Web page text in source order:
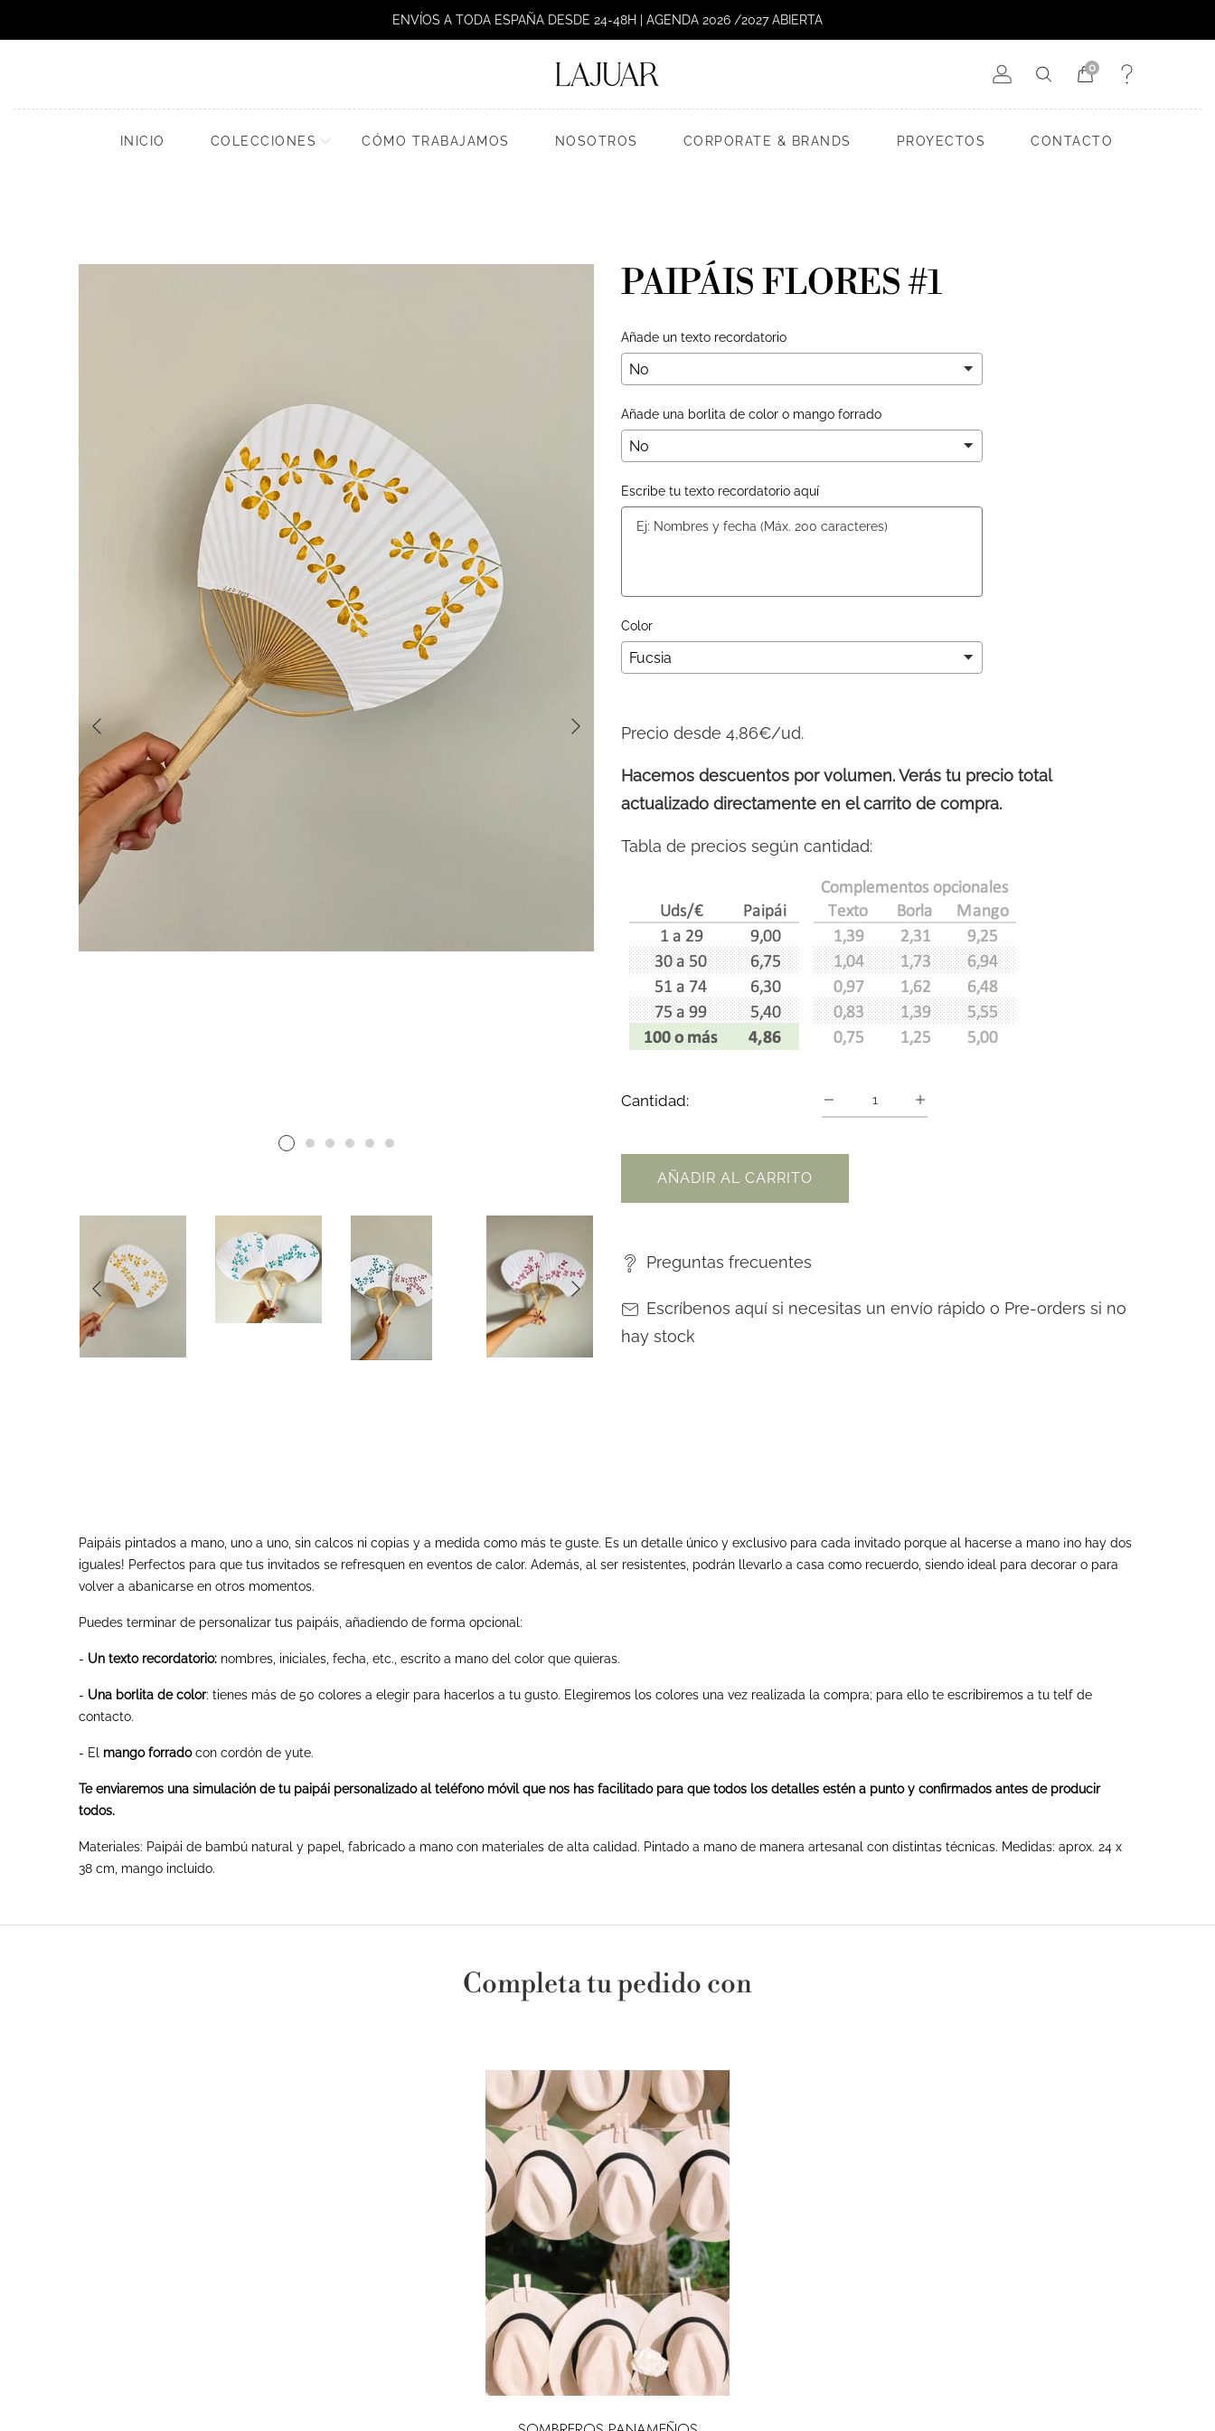
ENVÍOS A TODA ESPAÑA DESDE 24-48H | AGENDA 2026 /2027 ABIERTA
0
INICIO COLECCIONES CÓMO TRABAJAMOS NOSOTROS CORPORATE & BRANDS PROYECTOS CONTACTO
PAIPÁIS FLORES #1
Añade un texto recordatorio
Añade una borlita de color o mango forrado
Escribe tu texto recordatorio aquí
Color
Precio desde 4,86€/ud.
Hacemos descuentos por volumen. Verás tu precio total
actualizado directamente en el carrito de compra.
Tabla de precios según cantidad:
Cantidad:
AÑADIR AL CARRITO
Preguntas frecuentes
Escríbenos aquí si necesitas un envío rápido o Pre-orders si no
hay stock
Paipáis pintados a mano, uno a uno, sin calcos ni copias y a medida como más te guste. Es un detalle único y exclusivo para cada invitado porque al hacerse a mano ¡no hay dos
iguales! Perfectos para que tus invitados se refresquen en eventos de calor. Además, al ser resistentes, podrán llevarlo a casa como recuerdo, siendo ideal para decorar o para
volver a abanicarse en otros momentos.
Puedes terminar de personalizar tus paipáis, añadiendo de forma opcional:
- Un texto recordatorio: nombres, iniciales, fecha, etc., escrito a mano del color que quieras.
- Una borlita de color: tienes más de 50 colores a elegir para hacerlos a tu gusto. Elegiremos los colores una vez realizada la compra; para ello te escribiremos a tu telf de
contacto.
- El mango forradocon cordón de yute.
Te enviaremos una simulación de tu paipái personalizado al teléfono móvil que nos has facilitado para que todos los detalles estén a punto y confirmados antes de producir
todos.
Materiales: Paipái de bambú natural y papel, fabricado a mano con materiales de alta calidad. Pintado a mano de manera artesanal con distintas técnicas. Medidas: aprox. 24 x
38 cm, mango incluido.
Completa tu pedido con